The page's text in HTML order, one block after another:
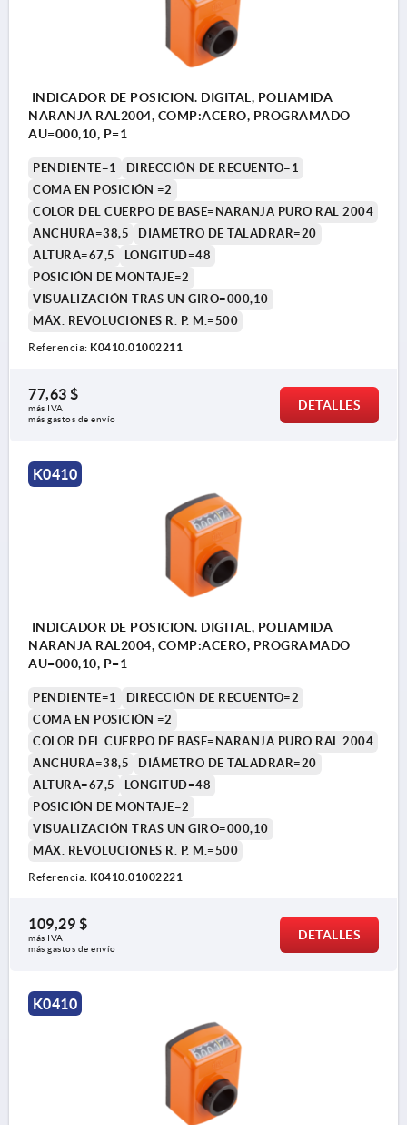
INDICADOR DE POSICION. DIGITAL, POLIAMIDA
NARANJA RAL2004, COMP:ACERO, PROGRAMADO
AU=000,10, P=1
PENDIENTE=1
DIRECCIÓN DE RECUENTO=1
COMA EN POSICIÓN =2
COLOR DEL CUERPO DE BASE=NARANJA PURO RAL 2004
ANCHURA=38,5
DIÁMETRO DE TALADRAR=20
ALTURA=67,5
LONGITUD=48
POSICIÓN DE MONTAJE=2
VISUALIZACIÓN TRAS UN GIRO=000,10
MÁX. REVOLUCIONES R. P. M.=500
Referencia: K0410.01002211
77,63 $
más IVA
más gastos de envío
DETALLES
K0410
INDICADOR DE POSICION. DIGITAL, POLIAMIDA
NARANJA RAL2004, COMP:ACERO, PROGRAMADO
AU=000,10, P=1
PENDIENTE=1
DIRECCIÓN DE RECUENTO=2
COMA EN POSICIÓN =2
COLOR DEL CUERPO DE BASE=NARANJA PURO RAL 2004
ANCHURA=38,5
DIÁMETRO DE TALADRAR=20
ALTURA=67,5
LONGITUD=48
POSICIÓN DE MONTAJE=2
VISUALIZACIÓN TRAS UN GIRO=000,10
MÁX. REVOLUCIONES R. P. M.=500
Referencia: K0410.01002221
109,29 $
más IVA
más gastos de envío
DETALLES
K0410